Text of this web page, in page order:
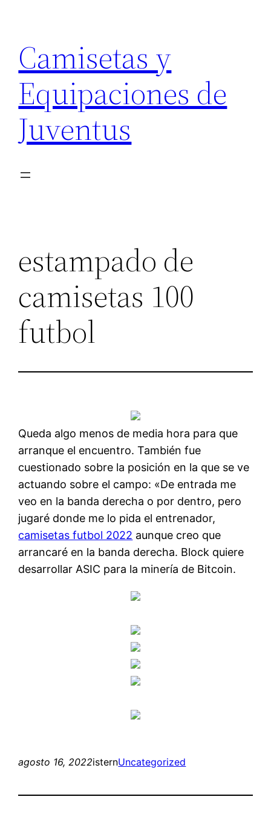
contenido
Camisetas y
Equipaciones de
Juventus
estampado de
camisetas 100
futbol
Queda algo menos de media hora para que
arranque el encuentro. También fue
cuestionado sobre la posición en la que se ve
actuando sobre el campo: «De entrada me
veo en la banda derecha o por dentro, pero
jugaré donde me lo pida el entrenador,
camisetas futbol 2022 aunque creo que
arrancaré en la banda derecha. Block quiere
desarrollar ASIC para la minería de Bitcoin.
agosto 16, 2022isternUncategorized